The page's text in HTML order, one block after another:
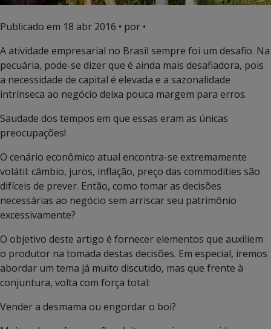
Publicado em 18 abr 2016 • por •
A atividade empresarial no Brasil sempre foi um desafio. Na
pecuária, pode-se dizer que é ainda mais desafiadora, pois
a necessidade de capital é elevada e a sazonalidade
intrínseca ao negócio deixa pouca margem para erros.
Saudade dos tempos em que essas eram as únicas
preocupações!
O cenário econômico atual encontra-se extremamente
volátil: câmbio, juros, inflação, preço das commodities são
difíceis de prever. Então, como tomar as decisões
necessárias ao negócio sem arriscar seu patrimônio
excessivamente?
O objetivo deste artigo é fornecer elementos que auxiliem
o produtor na tomada destas decisões. Em especial, iremos
abordar um tema já muito discutido, mas que frente à
conjuntura, volta com força total:
Vender a desmama ou engordar o boi?